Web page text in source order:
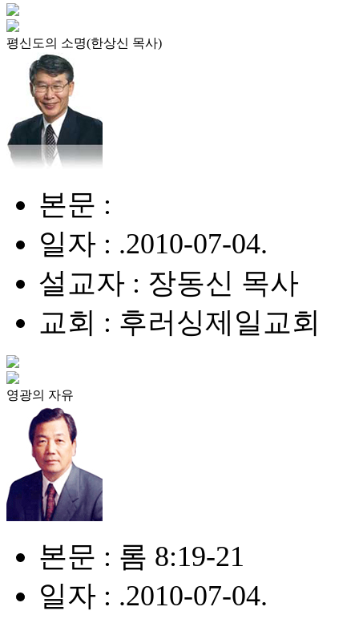
평신도의 소명(한상신 목사)
본문 :
일자 : .2010-07-04.
설교자 : 장동신 목사
교회 : 후러싱제일교회
영광의 자유
본문 : 롬 8:19-21
일자 : .2010-07-04.